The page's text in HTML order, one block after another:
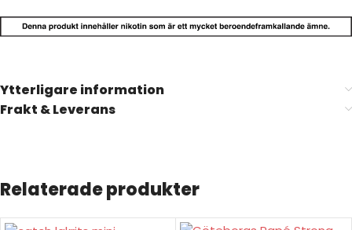
Ytterligare information
Frakt & Leverans
Relaterade produkter